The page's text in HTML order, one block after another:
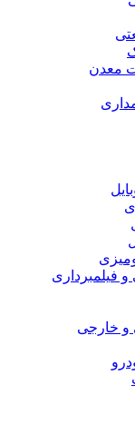
معدن
فیلمبرداری
و خارجی